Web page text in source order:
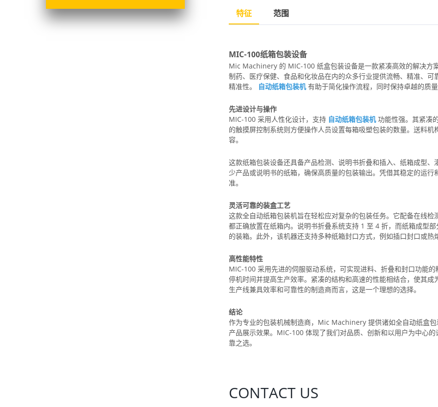
特征 范围
MIC-100纸箱包装设备
Mic Machinery 的 MIC-100 纸盒包装设备是一款紧凑高效的解决方
制药、医疗保健、食品和化妆品在内的众多行业提供流畅、精准、
精准性。
自动纸箱包装机有助于简化操作流程，同时保持卓越的质量
先进设计与操作
MIC-100 采用人性化设计，支持 自动纸箱包装机功能性强。其紧凑
的触摸屏控制系统则方便操作人员设置每箱吸塑包装的数量。送料
容。
这款纸箱包装设备还具备产品检测、说明书折叠和插入、纸箱成型
少产品或说明书的纸箱，确保高质量的包装输出。凭借其稳定的运
准。
灵活可靠的装盒工艺
这款全自动纸箱包装机旨在轻松应对复杂的包装任务。它配备在线
都正确放置在纸箱内。说明书折叠系统支持 1 至 4 折，而纸箱成型
的装箱。此外，该机器还支持多种纸箱封口方式，例如插口封口或热
高性能特性
MIC-100 采用先进的伺服驱动系统，可实现进料、折叠和封口功能
停机时间并提高生产效率。紧凑的结构和高速的性能相结合，使其
生产线兼具效率和可靠性的制造商而言，这是一个理想的选择。
结论
作为专业的包装机械制造商，Mic Machinery 提供诸如全自动纸盒
产品展示效果。MIC-100 体现了我们对品质、创新和以用户为中心
靠之选。
CONTACT US